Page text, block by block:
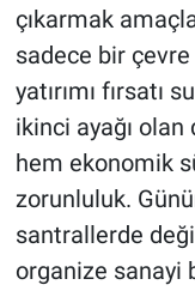
çıkarmak
sadece bir çevre
yatırımı fırsatı
ikinci ayağı olan
hem ekonomik
zorunluluk.
santrallerde
organize sanayi